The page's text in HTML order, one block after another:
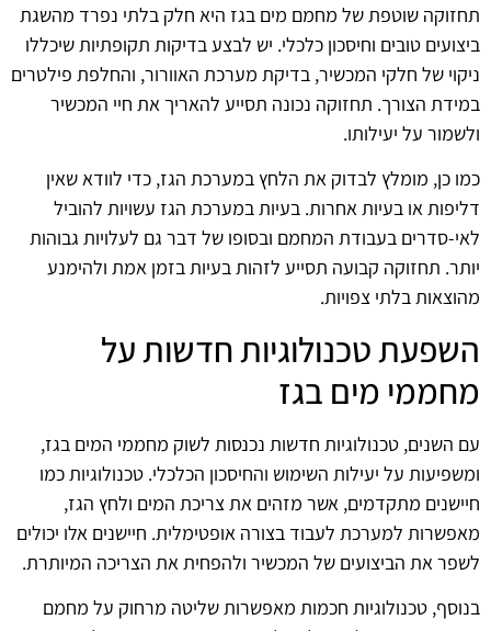
תחזוקה שוטפת של מחמם מים בגז היא חלק בלתי נפרד מהשגת
ביצועים טובים וחיסכון כלכלי. יש לבצע בדיקות תקופתיות שיכללו
ניקוי של חלקי המכשיר, בדיקת מערכת האוורור, והחלפת פילטרים
במידת הצורך. תחזוקה נכונה תסייע להאריך את חיי המכשיר
ולשמור על יעילותו.
כמו כן, מומלץ לבדוק את הלחץ במערכת הגז, כדי לוודא שאין
דליפות או בעיות אחרות. בעיות במערכת הגז עשויות להוביל
לאי-סדרים בעבודת המחמם ובסופו של דבר גם לעלויות גבוהות
יותר. תחזוקה קבועה תסייע לזהות בעיות בזמן אמת ולהימנע
מהוצאות בלתי צפויות.
השפעת טכנולוגיות חדשות על
מחממי מים בגז
עם השנים, טכנולוגיות חדשות נכנסות לשוק מחממי המים בגז,
ומשפיעות על יעילות השימוש והחיסכון הכלכלי. טכנולוגיות כמו
חיישנים מתקדמים, אשר מזהים את צריכת המים ולחץ הגז,
מאפשרות למערכת לעבוד בצורה אופטימלית. חיישנים אלו יכולים
לשפר את הביצועים של המכשיר ולהפחית את הצריכה המיותרת.
בנוסף, טכנולוגיות חכמות מאפשרות שליטה מרחוק על מחמם